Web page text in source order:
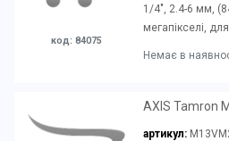
код: 84075
1/4", 2.4-6 мм,
мегапікселі,
Немає в
AXIS Tamron
артикул: